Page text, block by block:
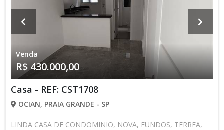
Venda
R$ 430.000,00
Casa - REF: CST1708
OCIAN, PRAIA GRANDE - SP
LINDA CASA DE CONDOMINIO, NOVA, FUNDOS, TERREA,